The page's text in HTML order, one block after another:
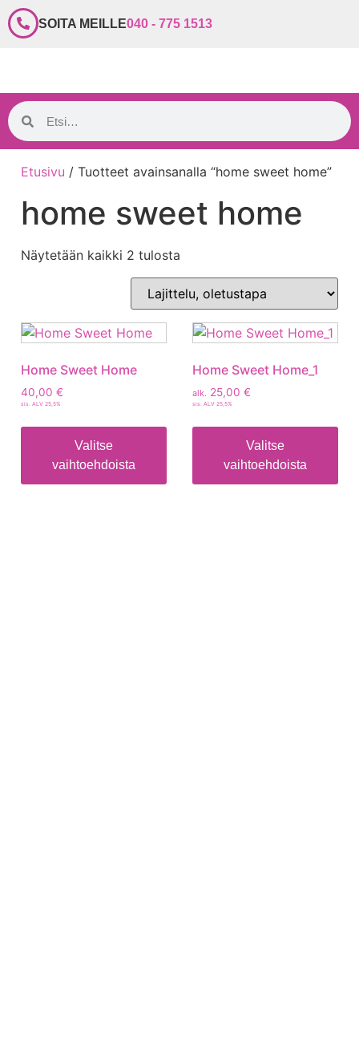
SOITA MEILLE040 - 775 1513
Etusivu / Tuotteet avainsanalla “home sweet home”
home sweet home
Näytetään kaikki 2 tulosta
Home Sweet Home
40,00 €
sis. ALV 25,5%
Valitse
vaihtoehdoista
Home Sweet Home_1
alk. 25,00 €
sis. ALV 25,5%
Valitse
vaihtoehdoista